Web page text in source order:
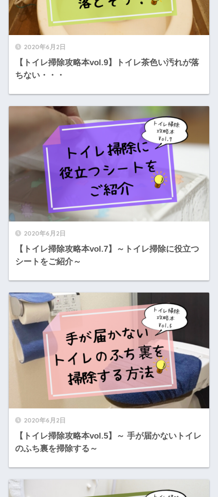
2020年6月2日
【トイレ掃除攻略本vol.9】トイレ茶色い汚れが落
ちない・・・
2020年6月2日
【トイレ掃除攻略本vol.7】～トイレ掃除に役立つ
シートをご紹介～
2020年6月2日
【トイレ掃除攻略本vol.5】～ 手が届かないトイレ
のふち裏を掃除する～